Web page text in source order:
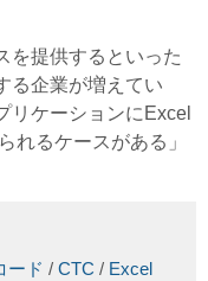
提供するといった
る企業が増えてい
リケーションにExcel
れるケースがある」
ード / CTC / Excel